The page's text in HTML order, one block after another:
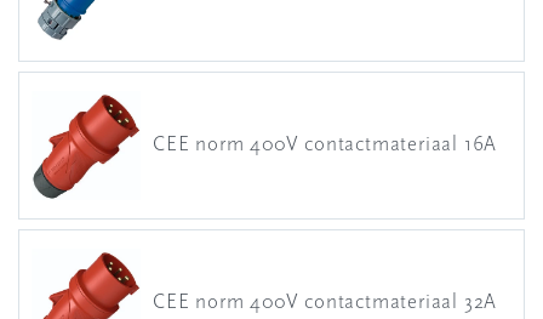
CEE norm 400V contactmateriaal 16A
CEE norm 400V contactmateriaal 32A